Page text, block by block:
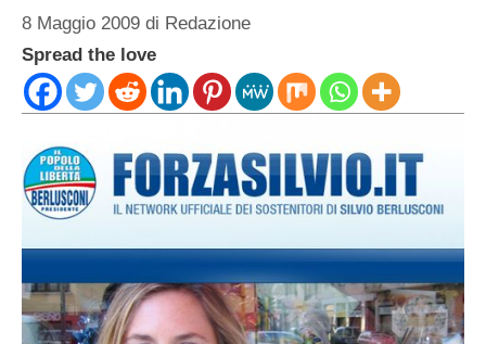
8 Maggio 2009 di Redazione
Spread the love